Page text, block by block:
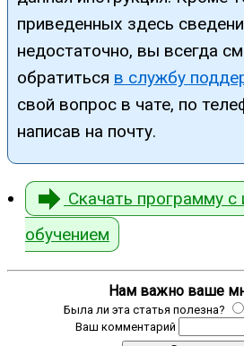
приведенных здесь
недостаточно, вы всегда
обратиться в службу
свой вопрос в чате, по
написав на почту.
Скачать программу
обучением
Нам важно ваше
Была ли эта статья полезна?
Ваш комментарий